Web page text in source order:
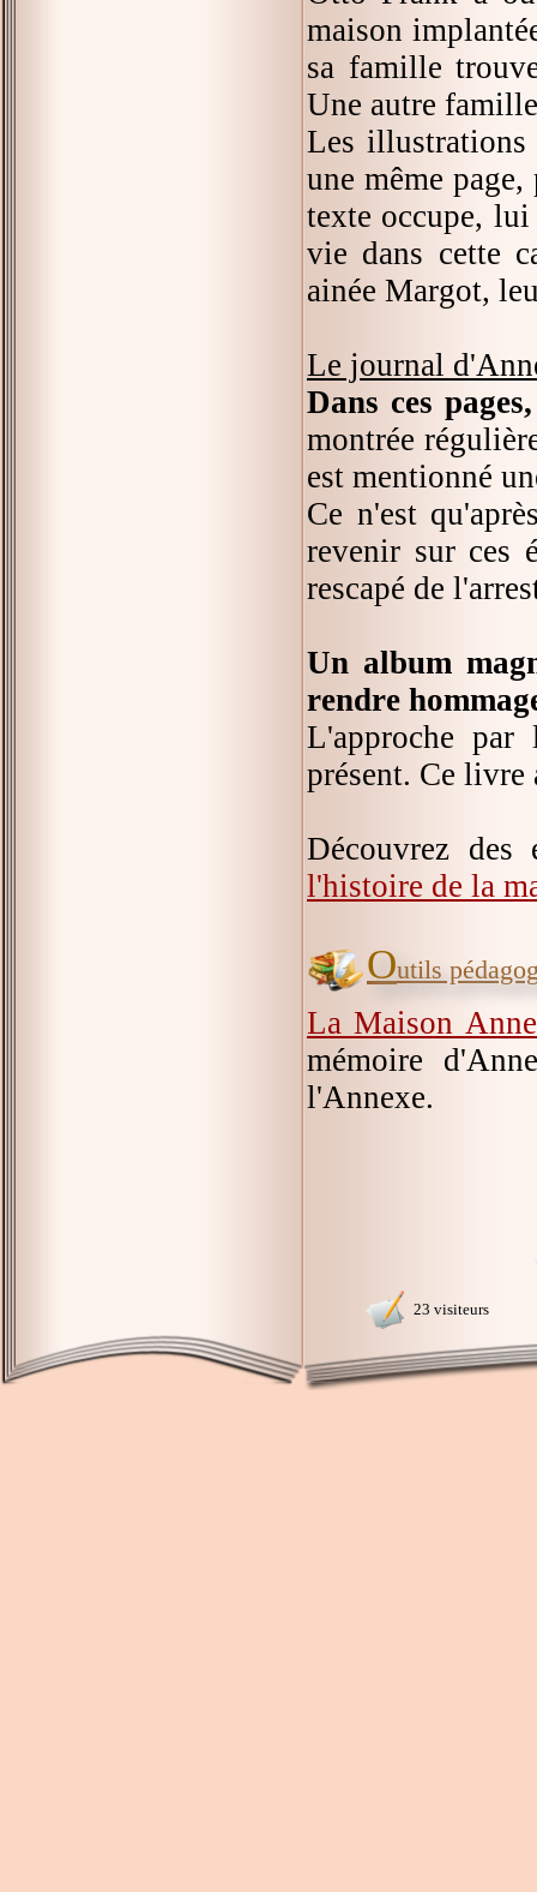
maison
sa famille
Une autre
Les illustrations
une même
texte occupe,
vie dans cette
ainée Margot,
Le journal
Dans ces
montrée
est mentionné
Ce n'est
revenir sur ces
rescapé de
Un album
rendre
L'approche
présent. Ce
Découvrez
l'histoire de la
Outils
La Maison
mémoire
l'Annexe.
23 visiteurs